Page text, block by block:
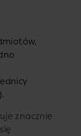
znacznie